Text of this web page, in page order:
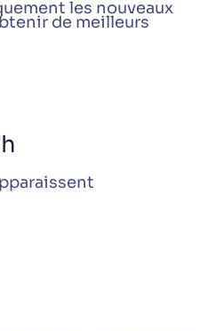
les nouveaux
de meilleurs